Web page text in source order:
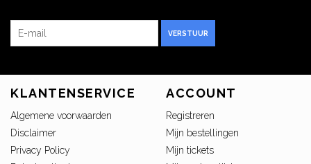
VERSTUUR
KLANTENSERVICE
Algemene voorwaarden
Disclaimer
Privacy Policy
ACCOUNT
Registreren
Mijn bestellingen
Mijn tickets